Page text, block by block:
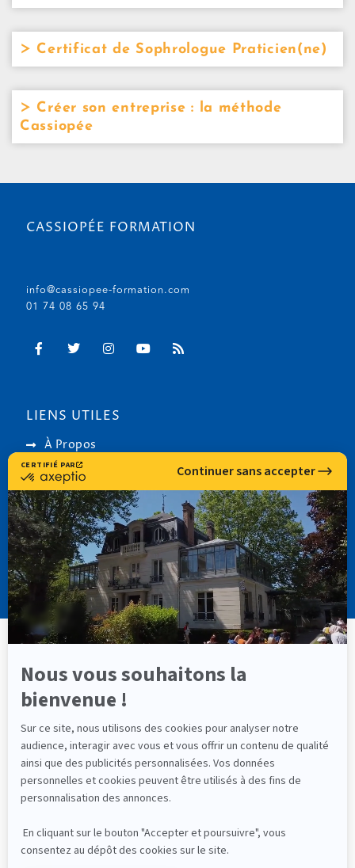
Certificat de Sophrologue Praticien(ne)
Créer son entreprise : la méthode
Cassiopée
CASSIOPÉE FORMATION
info@cassiopee-formation.com
01 74 08 65 94
LIENS UTILES
À Propos
Astéria
RNCP (Service Public)
Mentions Légales
Contactez-nous
© 2000-2026Institut Cassiopée Formation • RéalisationCHM Conseil